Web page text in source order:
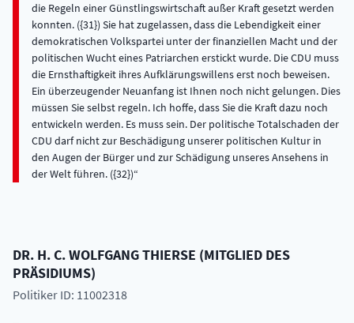
DR. H. C.WOLFGANGTHIERSE (MITGLIED DES
PRÄSIDIUMS)
Politiker ID: 11002318